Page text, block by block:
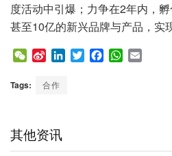
度活动中引爆；力争在2年内，
甚至10亿的新兴品牌与产品，实
W
C
S
n
i
L
T
F
W
Tags: 合作
其他资讯